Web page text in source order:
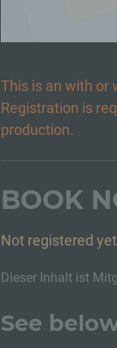
This is an with or
Registration is
production.
BOOK
Not registered
Dieser Inhalt ist
See